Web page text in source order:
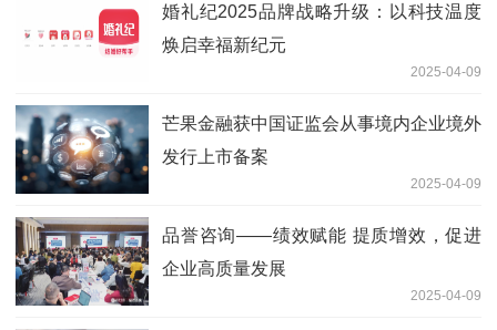
婚礼纪2025品牌战略升级：以科技温度
焕启幸福新纪元
2025-04-09
芒果金融获中国证监会从事境内企业境外
发行上市备案
2025-04-09
品誉咨询——绩效赋能 提质增效，促进
企业高质量发展
2025-04-09